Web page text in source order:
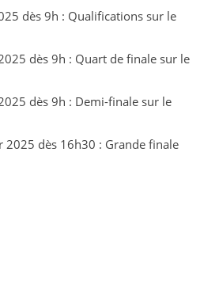
dès 9h : Qualifications sur le
dès 9h : Quart de finale sur le
dès 9h : Demi-finale sur le
2025 dès 16h30 : Grande finale